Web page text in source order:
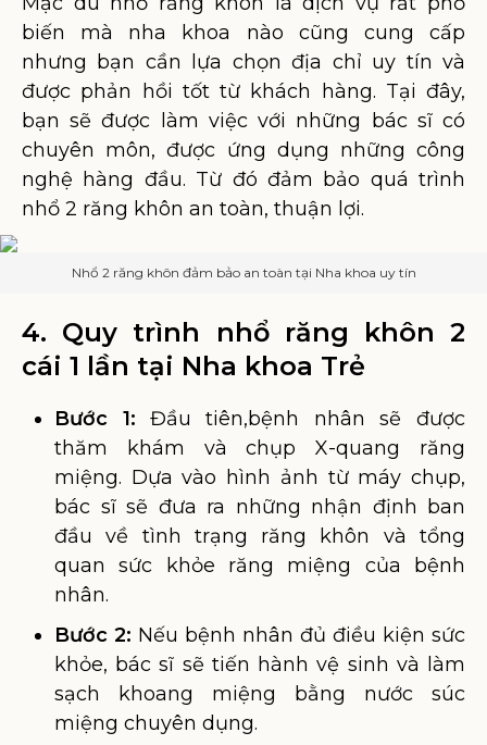
biến mà nha khoa nào cũng cung cấp
nhưng bạn cần lựa chọn địa chỉ uy tín và
được phản hồi tốt từ khách hàng. Tại đây,
bạn sẽ được làm việc với những bác sĩ có
chuyên môn, được ứng dụng những công
nghệ hàng đầu. Từ đó đảm bảo quá trình
nhổ 2 răng khôn an toàn, thuận lợi.
Nhổ 2 răng khôn đảm bảo an toàn tại Nha khoa uy tín
4. Quy trình nhổ răng khôn 2
cái 1 lần tại Nha khoa Trẻ
Bước 1: Đầu tiên,bệnh nhân sẽ được
thăm khám và chụp X-quang răng
miệng. Dựa vào hình ảnh từ máy chụp,
bác sĩ sẽ đưa ra những nhận định ban
đầu về tình trạng răng khôn và tổng
quan sức khỏe răng miệng của bệnh
nhân.
Bước 2: Nếu bệnh nhân đủ điều kiện sức
khỏe, bác sĩ sẽ tiến hành vệ sinh và làm
sạch khoang miệng bằng nước súc
miệng chuyên dụng.